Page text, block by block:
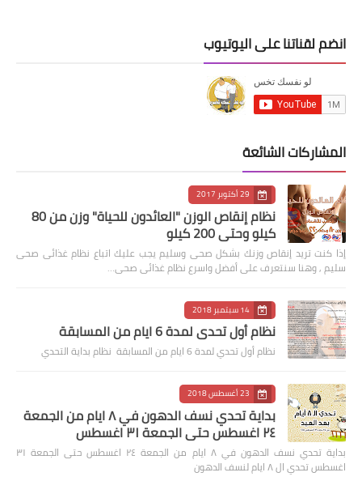
انضم لقناتنا على اليوتيوب
المشاركات الشائعة
29 أكتوبر 2017
نظام إنقاص الوزن "العائدون للحياة" وزن من 80
كيلو وحتى 200 كيلو
إذا كنت تريد إنقاص وزنك بشكل صحى وسليم يجب عليك اتباع نظام غذائى صحى
سليم , وهنا سنتعرف على أفضل واسرع نظام غذائى صحى…
14 سبتمبر 2018
نظام أول تحدي لمدة 6 ايام من المسابقة
نظام أول تحدي لمدة 6 ايام من المسابقة نظام بداية التحدي
23 أغسطس 2018
بداية تحدي نسف الدهون في ٨ ايام من الجمعة
٢٤ اغسطس حتى الجمعة ٣١ اغسطس
بداية تحدي نسف الدهون في ٨ ايام من الجمعة ٢٤ اغسطس حتى الجمعة ٣١
اغسطس تحدي ال ٨ ايام لنسف الدهون